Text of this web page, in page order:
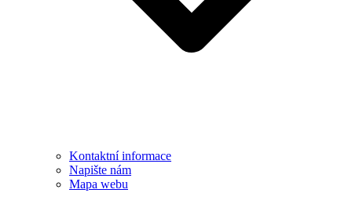
Kontaktní informace
Napište nám
Mapa webu